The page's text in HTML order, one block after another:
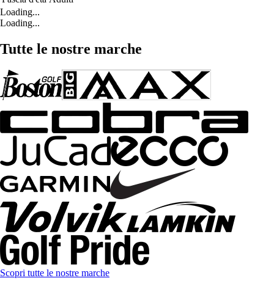
Loading...
Loading...
Tutte le nostre marche
Scopri tutte le nostre marche